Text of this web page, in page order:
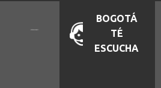
BOGOTÁ
TÉ
ESCUCHA